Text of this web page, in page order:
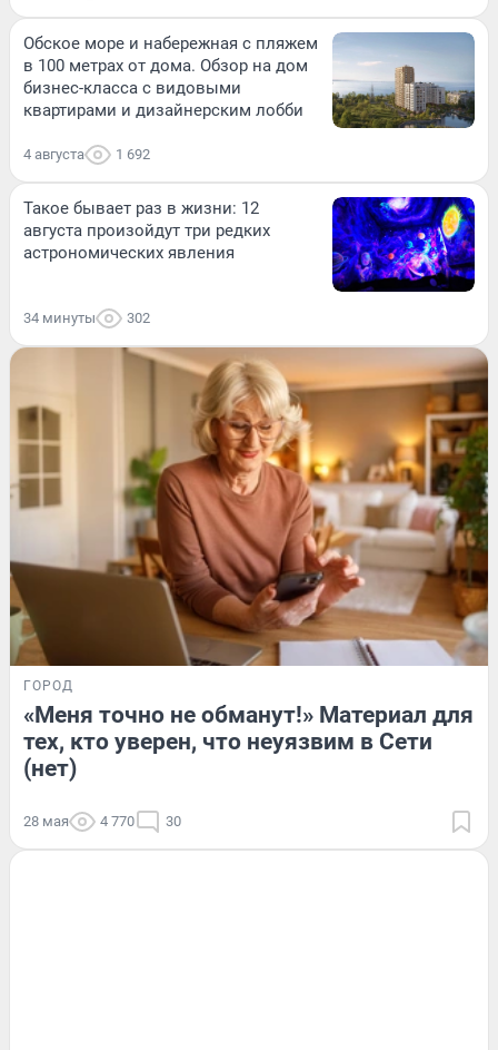
Обское море и набережная с пляжем
в 100 метрах от дома. Обзор на дом
бизнес-класса с видовыми
квартирами и дизайнерским лобби
4 августа 1 692
Такое бывает раз в жизни: 12
августа произойдут три редких
астрономических явления
34 минуты 302
ГОРОД
«Меня точно не обманут!» Материал для
тех, кто уверен, что неуязвим в Сети
(нет)
28 мая 4 770 30